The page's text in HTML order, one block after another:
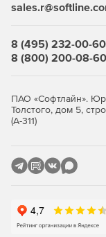
8 (495) 232-00-60
8 (800) 200-08-60
ПАО «Софтлайн». Юр.
Толстого, дом 5,
(А-311)